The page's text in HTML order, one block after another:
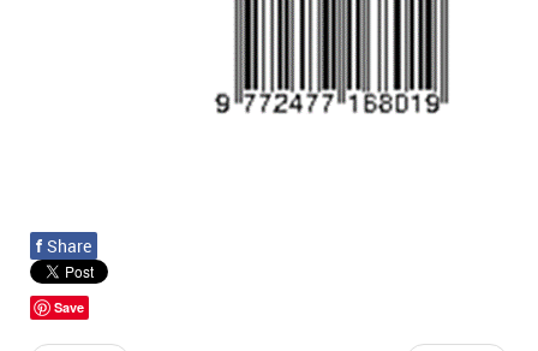
f Share
Save